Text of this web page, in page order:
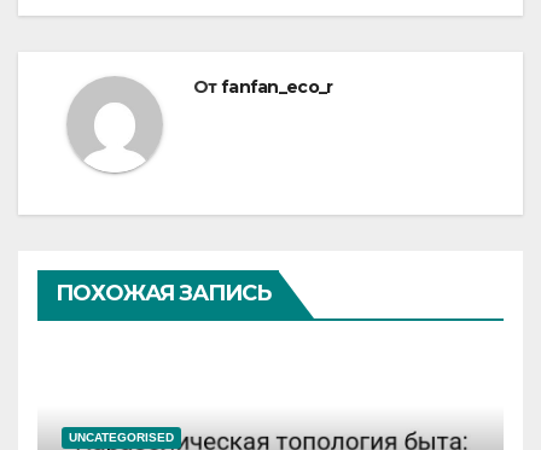
Отfanfan_eco_r
ПОХОЖАЯ ЗАПИСЬ
UNCATEGORISED